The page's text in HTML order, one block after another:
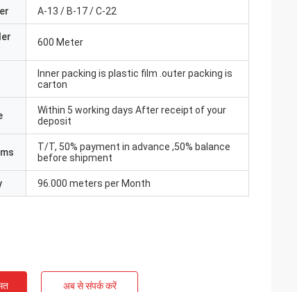
A-13 / B-17 / C-22
600 Meter
Inner packing is plastic film .outer packing is
carton
Within 5 working days After receipt of your
deposit
T/T, 50% payment in advance ,50% balance
before shipment
96.000 meters per Month
अब से संपर्क करें